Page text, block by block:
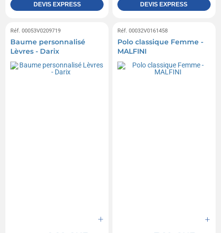
DEVIS EXPRESS DEVIS EXPRESS
Réf. 00053V0209719
Baume personnalisé
Lèvres - Darix
Réf. 00032V0161458
Polo classique Femme -
MALFINI